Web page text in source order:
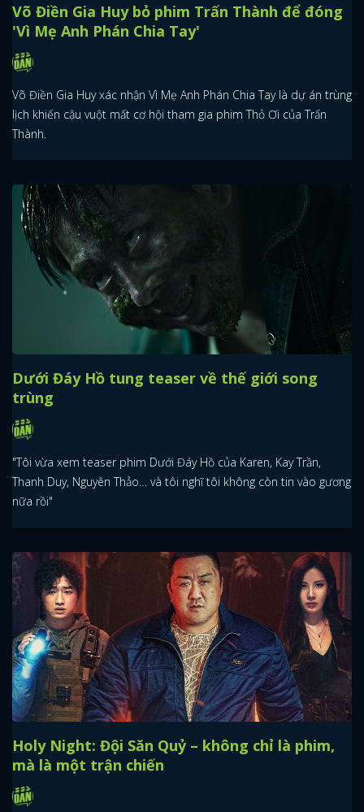
Võ Điền Gia Huy bỏ phim Trấn Thành để đóng
'Vì Mẹ Anh Phán Chia Tay'
Võ Điền Gia Huy xác nhận Vì Mẹ Anh Phán Chia Tay là dự án trùng
lịch khiến cậu vuột mất cơ hội tham gia phim Thỏ Ơi của Trấn
Thành.
Dưới Đáy Hồ tung teaser về thế giới song
trùng
"Tôi vừa xem teaser phim Dưới Đáy Hồ của Karen, Kay Trần,
Thanh Duy, Nguyên Thảo… và tôi nghĩ tôi không còn tin vào gương
nữa rồi"
Holy Night: Đội Săn Quỷ – không chỉ là phim,
mà là một trận chiến